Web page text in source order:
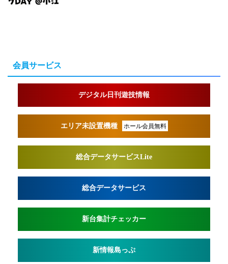
会員サービス
デジタル日刊遊技情報
エリア未設置機種 ホール会員無料
総合データサービスLite
総合データサービス
新台集計チェッカー
新情報島っぷ